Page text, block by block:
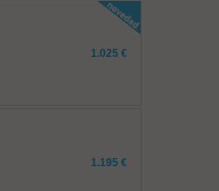
1.025 €
1.195 €